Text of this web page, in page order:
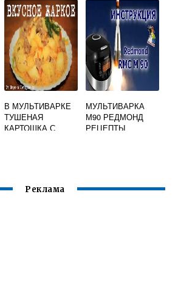
В МУЛЬТИВАРКЕ
ТУШЕНАЯ
КАРТОШКА С
МУЛЬТИВАРКА
М90 РЕДМОНД
РЕЦЕПТЫ
Реклама